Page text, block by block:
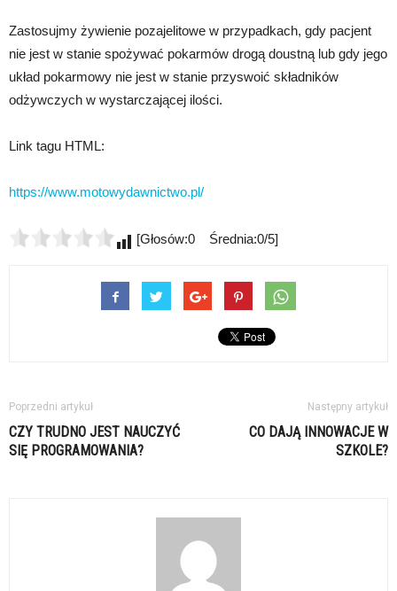
Zastosujmy żywienie pozajelitowe w przypadkach, gdy pacjent
nie jest w stanie spożywać pokarmów drogą doustną lub gdy jego
układ pokarmowy nie jest w stanie przyswoić składników
odżywczych w wystarczającej ilości.
Link tagu HTML:
https://www.motowydawnictwo.pl/
[Głosów:0 Średnia:0/5]
Poprzedni artykuł
CZY TRUDNO JEST NAUCZYĆ
SIĘ PROGRAMOWANIA?
Następny artykuł
CO DAJĄ INNOWACJE W
SZKOLE?